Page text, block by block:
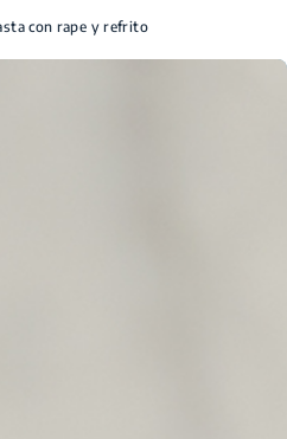
con rape y refrito